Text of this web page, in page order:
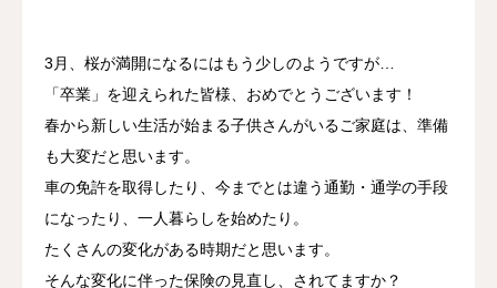
3月、桜が満開になるにはもう少しのようですが…
「卒業」を迎えられた皆様、おめでとうございます！
春から新しい生活が始まる子供さんがいるご家庭は、準備
も大変だと思います。
車の免許を取得したり、今までとは違う通勤・通学の手段
になったり、一人暮らしを始めたり。
たくさんの変化がある時期だと思います。
そんな変化に伴った保険の見直し、されてますか？